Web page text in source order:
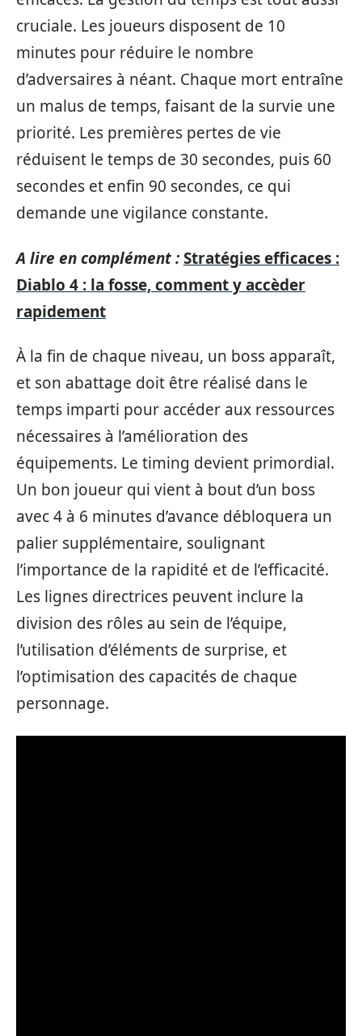
cruciale. Les joueurs disposent de 10
minutes pour réduire le nombre
d’adversaires à néant. Chaque mort entraîne
un malus de temps, faisant de la survie une
priorité. Les premières pertes de vie
réduisent le temps de 30 secondes, puis 60
secondes et enfin 90 secondes, ce qui
demande une vigilance constante.
A lire en complément :Stratégies efficaces :
Diablo 4 : la fosse, comment y accèder
rapidement
À la fin de chaque niveau, un boss apparaît,
et son abattage doit être réalisé dans le
temps imparti pour accéder aux ressources
nécessaires à l’amélioration des
équipements. Le timing devient primordial.
Un bon joueur qui vient à bout d’un boss
avec 4 à 6 minutes d’avance débloquera un
palier supplémentaire, soulignant
l’importance de la rapidité et de l’efficacité.
Les lignes directrices peuvent inclure la
division des rôles au sein de l’équipe,
l’utilisation d’éléments de surprise, et
l’optimisation des capacités de chaque
personnage.